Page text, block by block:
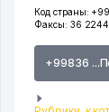
Код страны:
Факсы: 36
+99836